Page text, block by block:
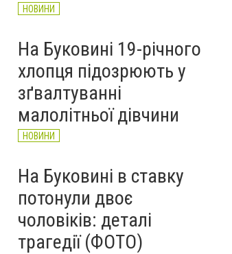
НОВИНИ
На Буковині 19-річного
хлопця підозрюють у
зґвалтуванні
малолітньої дівчини
НОВИНИ
На Буковині в ставку
потонули двоє
чоловіків: деталі
трагедії (ФОТО)